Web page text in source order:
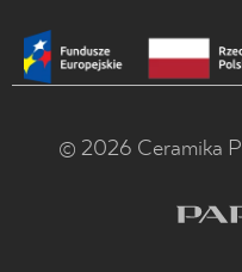
© 2026 Ceramika